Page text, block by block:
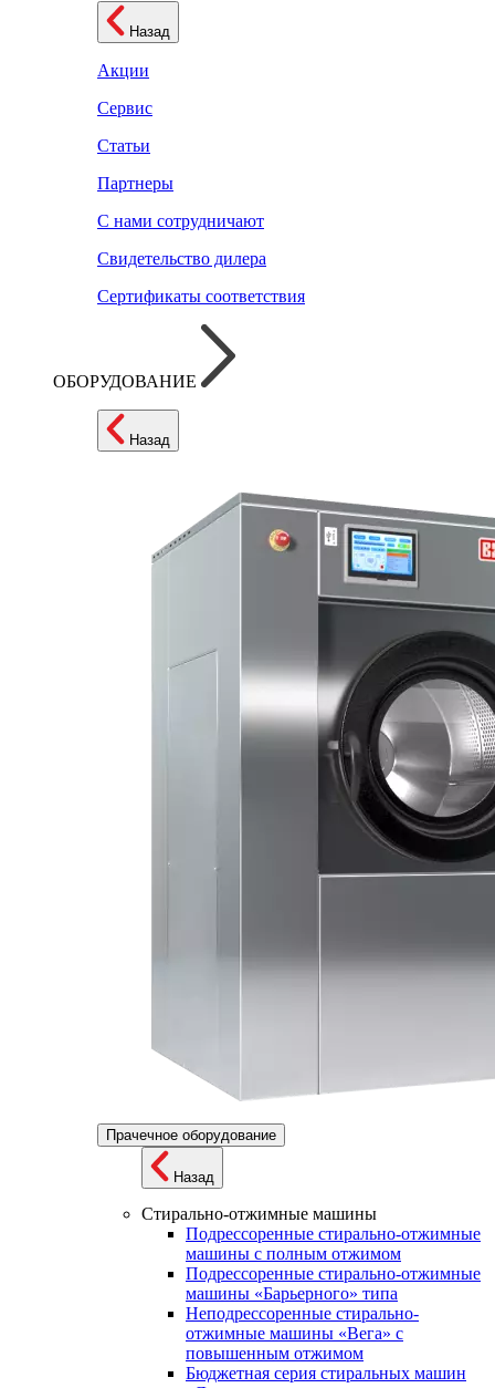
Назад
Акции
Сервис
Статьи
Партнеры
С нами сотрудничают
Свидетельство дилера
Сертификаты соответствия
ОБОРУДОВАНИЕ
Назад
Прачечное оборудование
Назад
Стирально-отжимные машины
Подрессоренные стирально-отжимные
машины с полным отжимом
Подрессоренные стирально-отжимные
машины «Барьерного» типа
Неподрессоренные стирально-
отжимные машины «Вега» с
повышенным отжимом
Бюджетная серия стиральных машин